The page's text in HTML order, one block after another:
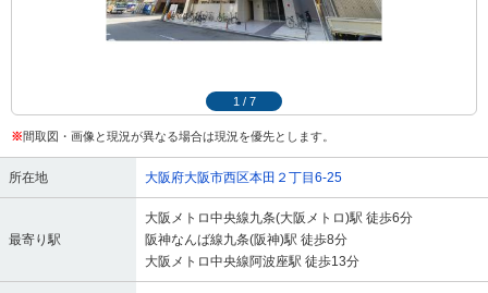
1 / 7
※間取図・画像と現況が異なる場合は現況を優先とします。
所在地 大阪府大阪市西区本田２丁目6-25
最寄り駅
大阪メトロ中央線九条(大阪メトロ)駅 徒歩6分
阪神なんば線九条(阪神)駅 徒歩8分
大阪メトロ中央線阿波座駅 徒歩13分